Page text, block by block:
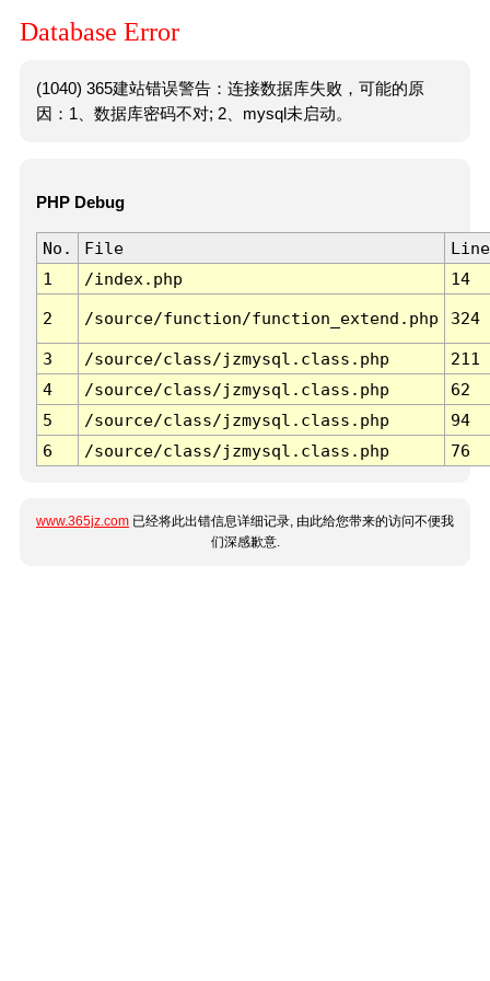
Database Error
(1040) 365建站错误警告：连接数据库失败，可能的原
因：1、数据库密码不对; 2、mysql未启动。
PHP Debug
No. File
Line
1
/index.php 14
2 /source/function/function_extend.php 324
3 /source/class/jzmysql.class.php
211
4
/source/class/jzmysql.class.php
62
5
/source/class/jzmysql.class.php
94
6
/source/class/jzmysql.class.php 76
www.365jz.com 已经将此出错信息详细记录, 由此给您带来的访问不便我
们深感歉意.